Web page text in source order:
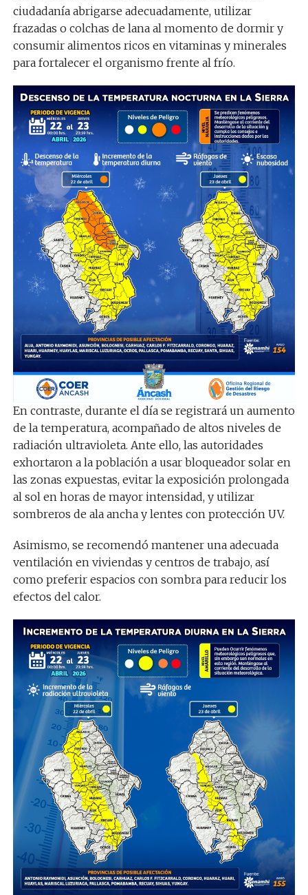
ciudadanía abrigarse adecuadamente, utilizar
frazadas o colchas de lana al momento de dormir y
consumir alimentos ricos en vitaminas y minerales
para fortalecer el organismo frente al frío.
En contraste, durante el día se registrará un aumento
de la temperatura, acompañado de altos niveles de
radiación ultravioleta. Ante ello, las autoridades
exhortaron a la población a usar bloqueador solar en
las zonas expuestas, evitar la exposición prolongada
al sol en horas de mayor intensidad, y utilizar
sombreros de ala ancha y lentes con protección UV.
Asimismo, se recomendó mantener una adecuada
ventilación en viviendas y centros de trabajo, así
como preferir espacios con sombra para reducir los
efectos del calor.